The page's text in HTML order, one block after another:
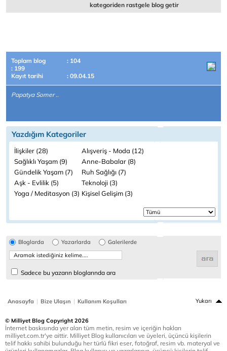
kategoriden rastgele blog getir
Toplam blog
: 104
: 199
Kayıt tarihi
: 09.04.15
Papatya Somer ..
Yazdığım Kategoriler
İlişkiler (28)
Alışveriş - Moda (12)
Sağlıklı Yaşam (9)
Anne-Babalar (8)
Gündelik Yaşam (7)
Ruh Sağlığı (7)
Aşk - Evlilik (5)
Teknoloji (3)
Yoga / Meditasyon (3) Kişisel Gelişim (3)
Bloglarda Yazarlarda Galerilerde
Sadece bu yazarın bloglarında ara
Anasayfa | Bize Ulaşın | Kullanım Koşulları Yukarı
© Milliyet Blog Copyright 2026
İnternet baskısında yer alan tüm metin, resim ve içeriğin hakları
milliyet.com.tr'ye aittir. Milliyet Blog kullanıcıları ve üyeleri, üçüncü kişilerin
telif hakkı sahibi bulunduğu her türlü fikri eser, fotoğraf, resim vb. materyal ve